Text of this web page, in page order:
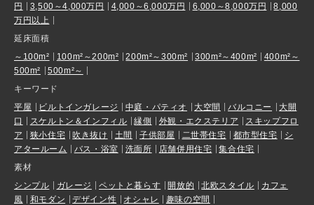
円
3,500～4,000万円 4,000～6,000万円 6,000～8,000万円
8,000
万円以上
延床面積
～100m²
100m²～200m² 200m²～300m² 300m²～400m²
400m²～
500m²
500m²～
キーワード
平屋
ビルトインガレージ 中庭・パティオ 大空間 バルコニー
大開
口
スケルトン＆インフィル 縁側 外観・エクステリア
スキップフロ
ア
狭小住宅 吹き抜け 土間 子供部屋 二世帯住宅 都市型住宅
シ
アタールーム
バス・浴室 洗面所 店舗併用住宅
集合住宅
素材
シンプル
ガレージ ペットと暮らす 開放的 北欧スタイル
カフェ
風
和モダン デザイン性 オシャレ 趣味の空間